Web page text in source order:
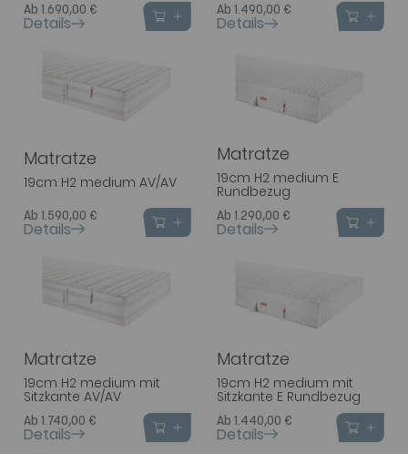
Ab 1.690,00 €
Details
Ab 1.490,00 €
Details
Matratze
19cm H2 medium AV/AV
Ab 1.590,00 €
Details
Matratze
19cm H2 medium E
Rundbezug
Ab 1.290,00 €
Details
Matratze
19cm H2 medium mit
Sitzkante AV/AV
Ab 1.740,00 €
Details
Matratze
19cm H2 medium mit
Sitzkante E Rundbezug
Ab 1.440,00 €
Details